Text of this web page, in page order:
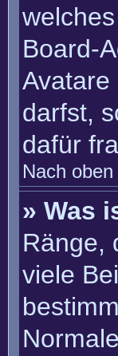
Board-
Avatare
darfst,
dafür
Nach oben
» Was
Ränge,
viele